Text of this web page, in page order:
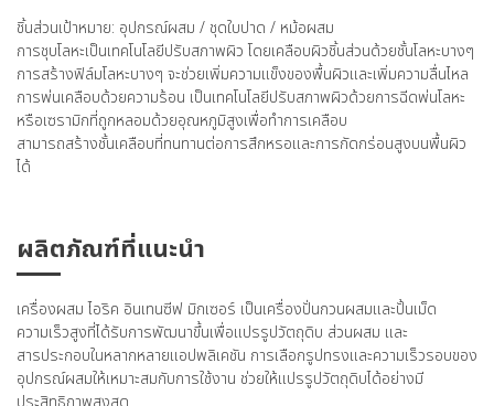
ชิ้นส่วนเป้าหมาย: อุปกรณ์ผสม / ชุดใบปาด / หม้อผสม
การชุบโลหะเป็นเทคโนโลยีปรับสภาพผิว โดยเคลือบผิวชิ้นส่วนด้วยชั้นโลหะบางๆ
การสร้างฟิล์มโลหะบางๆ จะช่วยเพิ่มความแข็งของพื้นผิวและเพิ่มความลื่นไหล
การพ่นเคลือบด้วยความร้อน เป็นเทคโนโลยีปรับสภาพผิวด้วยการฉีดพ่นโลหะ
หรือเซรามิกที่ถูกหลอมด้วยอุณหภูมิสูงเพื่อทำการเคลือบ
สามารถสร้างชั้นเคลือบที่ทนทานต่อการสึกหรอและการกัดกร่อนสูงบนพื้นผิว
ได้
ผลิตภัณฑ์ที่แนะนำ
เครื่องผสม ไอริค อินเทนซีฟ มิกเซอร์ เป็นเครื่องปั่นกวนผสมและปั้นเม็ด
ความเร็วสูงที่ได้รับการพัฒนาขึ้นเพื่อแปรรูปวัตถุดิบ ส่วนผสม และ
สารประกอบในหลากหลายแอปพลิเคชัน การเลือกรูปทรงและความเร็วรอบของ
อุปกรณ์ผสมให้เหมาะสมกับการใช้งาน ช่วยให้แปรรูปวัตถุดิบได้อย่างมี